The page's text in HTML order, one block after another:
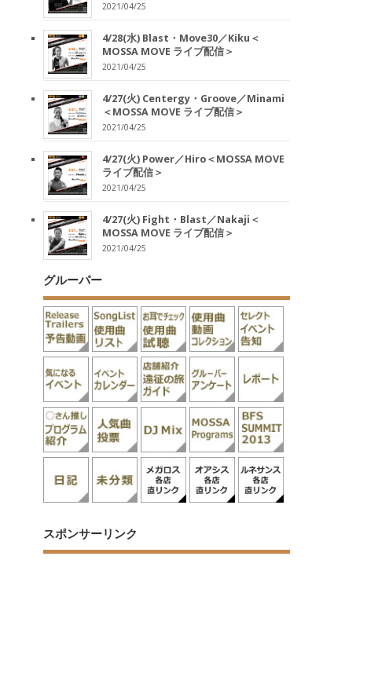
2021/04/25
4/28(水) Blast・Move30／Kiku＜
MOSSA MOVE ライブ配信＞
2021/04/25
4/27(火) Centergy・Groove／Minami
＜MOSSA MOVE ライブ配信＞
2021/04/25
4/27(火) Power／Hiro＜MOSSA MOVE
ライブ配信＞
2021/04/25
4/27(火) Fight・Blast／Nakaji＜
MOSSA MOVE ライブ配信＞
2021/04/25
グルーパー
スポンサーリンク